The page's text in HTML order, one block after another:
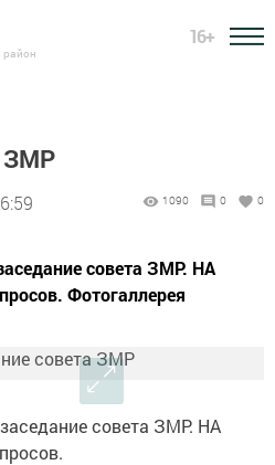
район
16+
ЗМР
1090 0 0
совета ЗМР. НА
Фотогаллерея
совета ЗМР. НА